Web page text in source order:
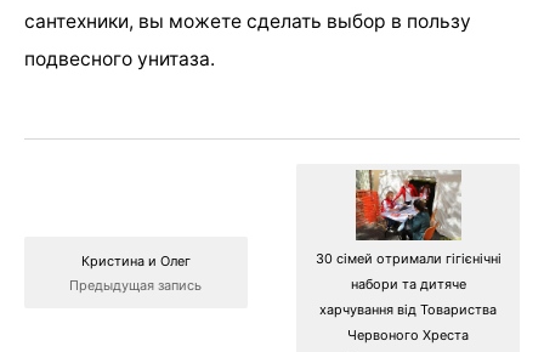
сантехники, вы можете сделать выбор в пользу
подвесного унитаза.
Кристина и Олег
Предыдущая запись
30 сімей отримали гігієнічні
набори та дитяче
харчування від Товариства
Червоного Хреста